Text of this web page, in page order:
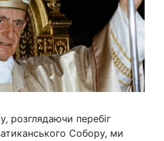
розглядаючи перебіг
Ватиканського Собору, ми